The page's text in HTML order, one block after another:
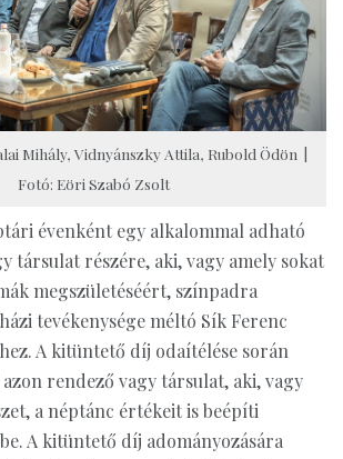
Mihály, Vidnyánszky Attila, Rubold Ödön |
Fotó: Eöri Szabó Zsolt
évenként egy alkalommal adható
társulat részére, aki, vagy amely sokat
megszületéséért, színpadra
tevékenysége méltó Sík Ferenc
A kitüntető díj odaítélése során
rendező vagy társulat, aki, vagy
a néptánc értékeit is beépíti
A kitüntető díj adományozására